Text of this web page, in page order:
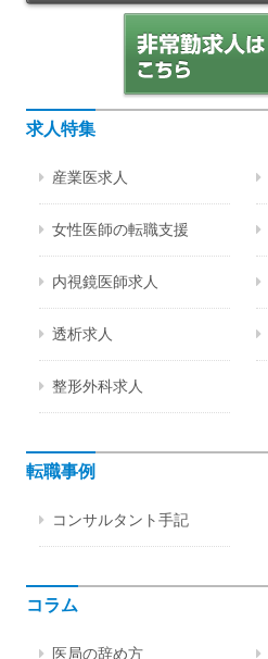
求人特集
産業医求人
女性医師の転職支援
内視鏡医師求人
透析求人
整形外科求人
転職事例
コンサルタント手記
コラム
医局の辞め方